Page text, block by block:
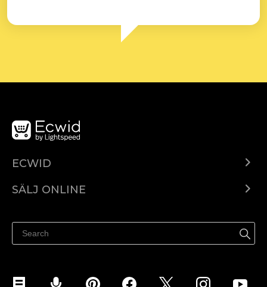
ECWID
Pris
SÄLJ ONLINE
Sälj på Facebook
Sälj på Instagram